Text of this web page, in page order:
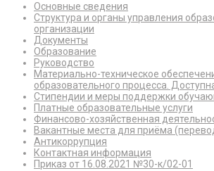
Основные сведения
Структура и органы управления
организации
Документы
Образование
Руководство
Материально-техническое
образовательного процесса.
Стипендии и меры поддержки
Платные образовательные услуги
Финансово-хозяйственная
Вакантные места для приёма
Антикоррупция
Контактная информация
Приказ от 16.08.2021 №30-к/02-01